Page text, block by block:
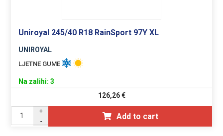
Uniroyal 245/40 R18 RainSport 97Y XL
UNIROYAL
LJETNE GUME
Na zalihi: 3
126,26€
+
-
Add to cart